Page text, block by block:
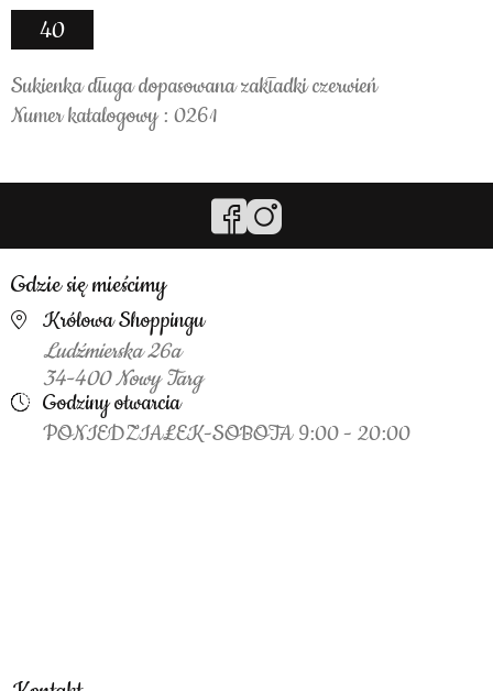
40
Sukienka długa dopasowana zakładki czerwień
Numer katalogowy : 0261
Gdzie się mieścimy
Królowa Shoppingu
Ludźmierska 26a
34-400 Nowy Targ
Godziny otwarcia
PONIEDZIAŁEK-SOBOTA 9:00 - 20:00